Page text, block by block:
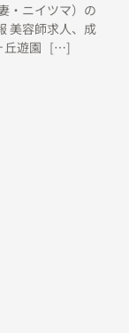
・ニイツマ）の
美容師求人、成
城学園前、多摩センター、新百合ヶ丘、向ヶ丘遊園 […]